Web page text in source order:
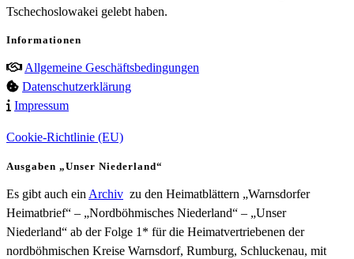
Tschechoslowakei gelebt haben.
Informationen
Allgemeine Geschäftsbedingungen
Datenschutzerklärung
Impressum
Cookie-Richtlinie (EU)
Ausgaben „Unser Niederland“
Es gibt auch ein Archiv zu den Heimatblättern „Warnsdorfer
Heimatbrief“ – „Nordböhmisches Niederland“ – „Unser
Niederland“ ab der Folge 1* für die Heimatvertriebenen der
nordböhmischen Kreise Warnsdorf, Rumburg, Schluckenau, mit